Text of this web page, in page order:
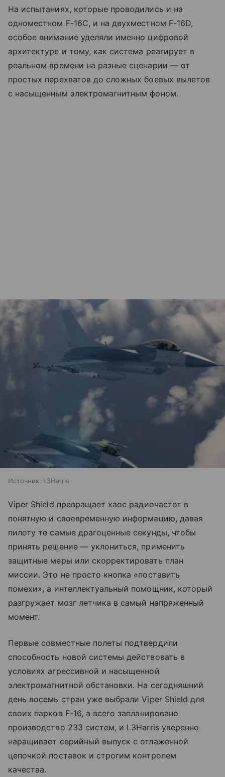
На испытаниях, которые проводились и на
одноместном F-16C, и на двухместном F-16D,
особое внимание уделяли именно цифровой
архитектуре и тому, как система реагирует в
реальном времени на разные сценарии — от
простых перехватов до сложных боевых вылетов
с насыщенным электромагнитным фоном.
Источник: L3Harris
Viper Shield превращает хаос радиочастот в
понятную и своевременную информацию, давая
пилоту те самые драгоценные секунды, чтобы
принять решение — уклониться, применить
защитные меры или скорректировать план
миссии. Это не просто кнопка «поставить
помехи», а интеллектуальный помощник, который
разгружает мозг летчика в самый напряженный
момент.
Первые совместные полеты подтвердили
способность новой системы действовать в
условиях агрессивной и насыщенной
электромагнитной обстановки. На сегодняшний
день восемь стран уже выбрали Viper Shield для
своих парков F-16, а всего запланировано
производство 233 систем, и L3Harris уверенно
наращивает серийный выпуск с отлаженной
цепочкой поставок и строгим контролем
качества.